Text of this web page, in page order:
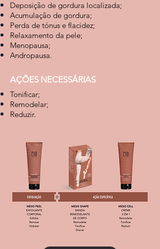
Deposição de gordura localizada;
Acumulação de gordura;
Perda de tónus e flacidez;
Relaxamento da pele;
Menopausa;
Andropausa.
AÇÕES NECESSÁRIAS
Tonificar;
Remodelar;
Reduzir.